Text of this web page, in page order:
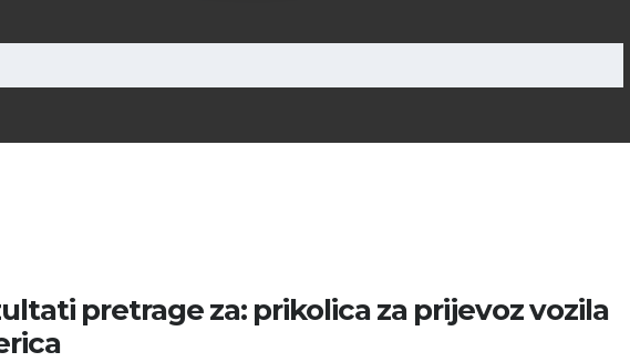
pretrage za: prikolica za prijevoz vozila